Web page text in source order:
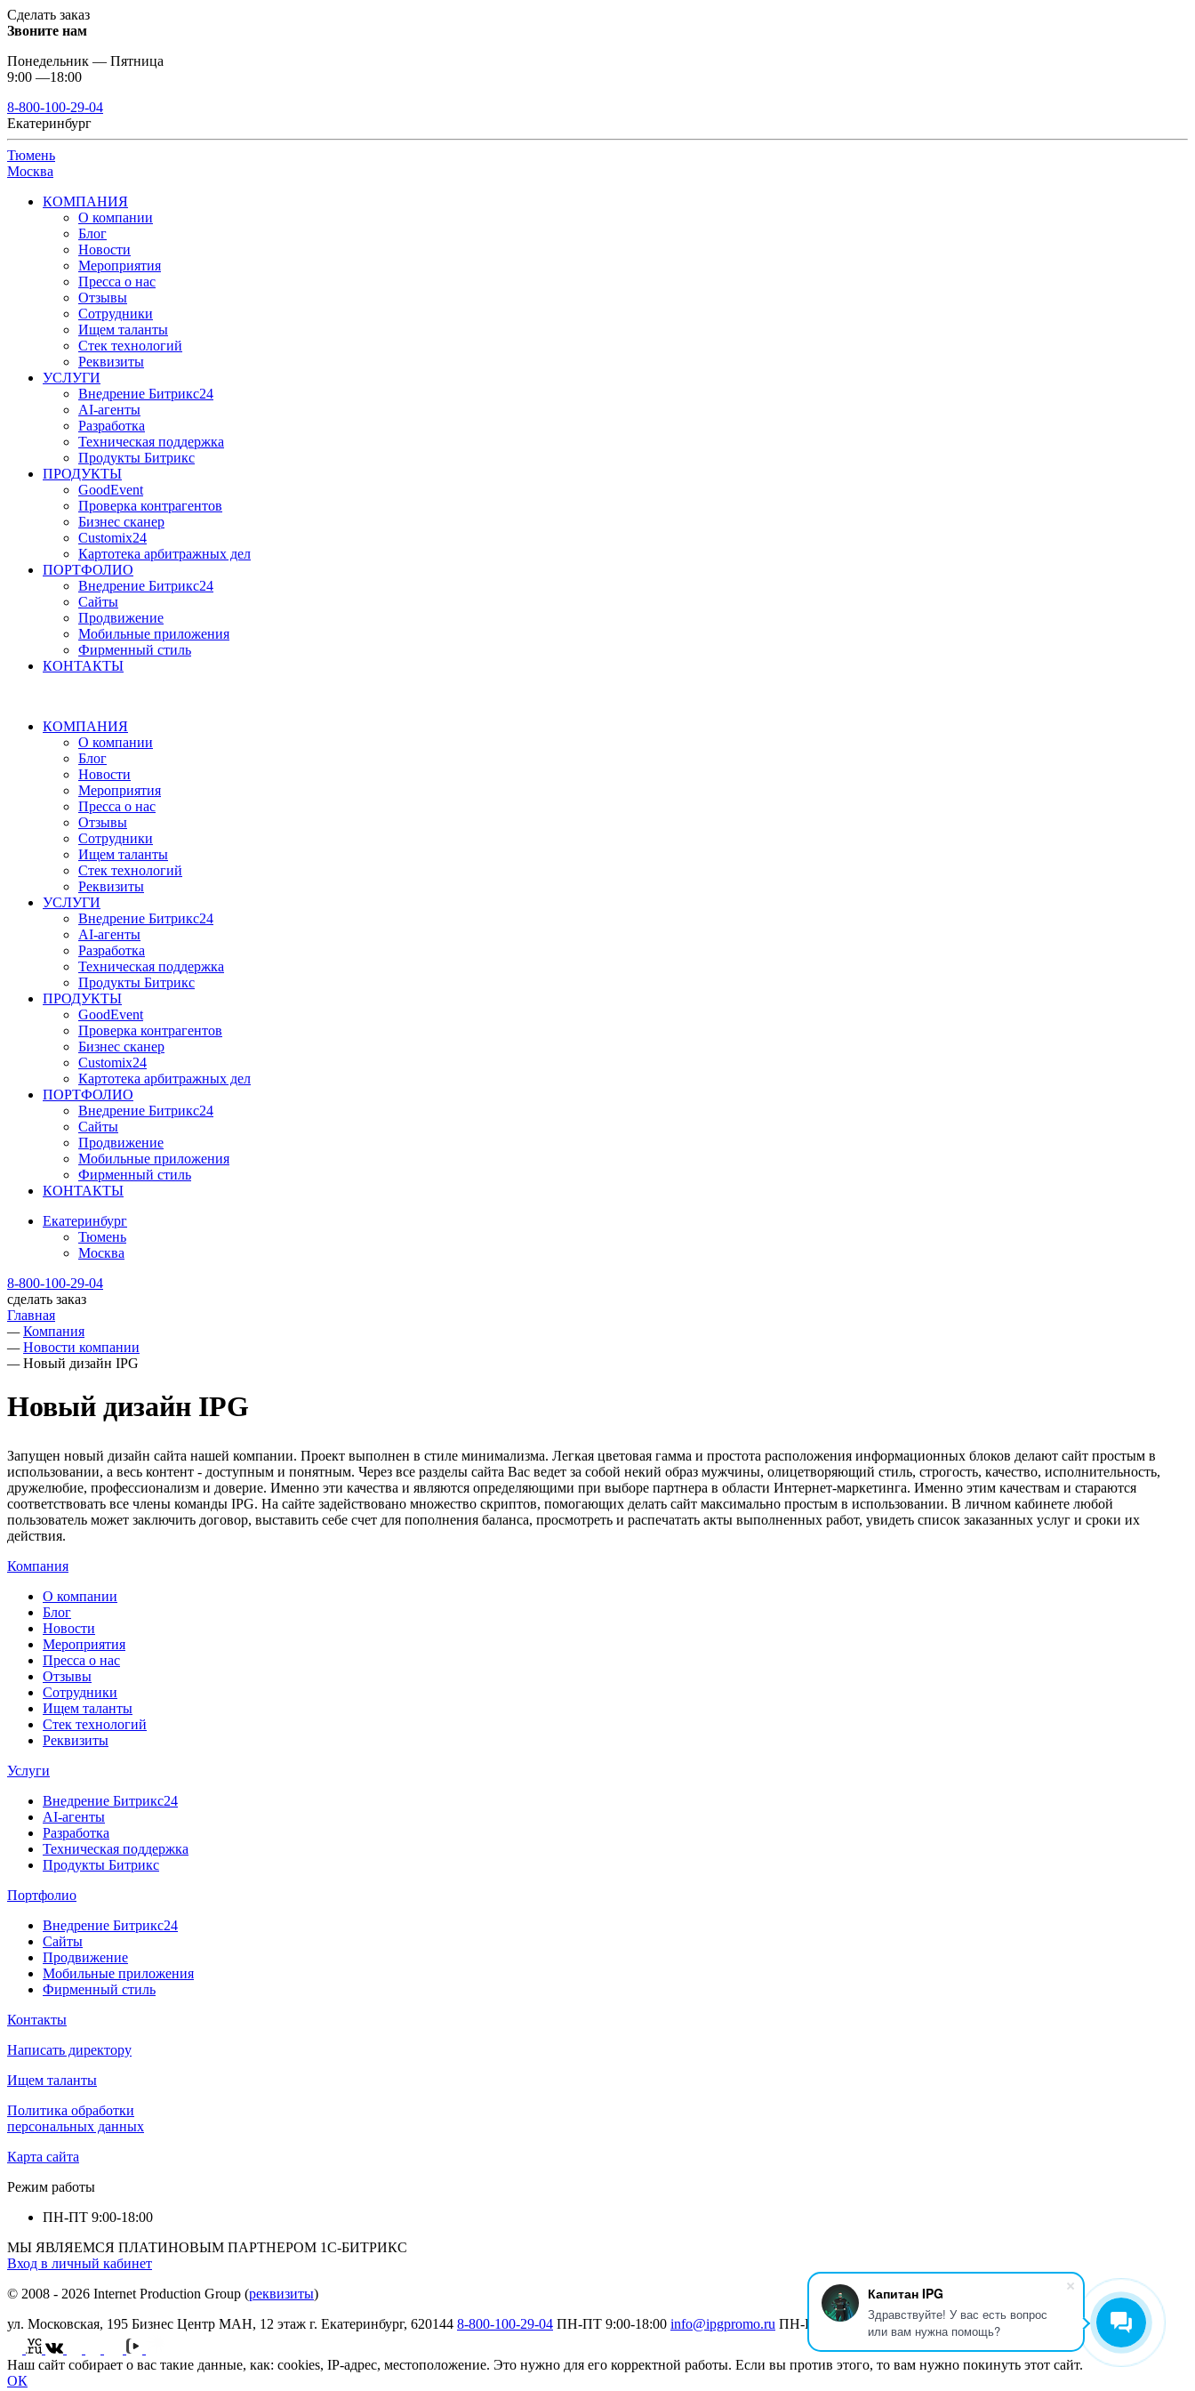
Капитан IPG
Здравствуйте! У вас есть вопрос
или вам нужна помощь?
Сделать заказ
Звоните нам
Понедельник — Пятница
9:00 —18:00
8-800-100-29-04
Екатеринбург
Тюмень
Москва
КОМПАНИЯ
О компании
Блог
Новости
Мероприятия
Пресса о нас
Отзывы
Сотрудники
Ищем таланты
Стек технологий
Реквизиты
УСЛУГИ
Внедрение Битрикс24
AI-агенты
Разработка
Техническая поддержка
Продукты Битрикс
ПРОДУКТЫ
GoodEvent
Проверка контрагентов
Бизнес сканер
Customix24
Картотека арбитражных дел
ПОРТФОЛИО
Внедрение Битрикс24
Сайты
Продвижение
Мобильные приложения
Фирменный стиль
КОНТАКТЫ
КОМПАНИЯ
О компании
Блог
Новости
Мероприятия
Пресса о нас
Отзывы
Сотрудники
Ищем таланты
Стек технологий
Реквизиты
УСЛУГИ
Внедрение Битрикс24
AI-агенты
Разработка
Техническая поддержка
Продукты Битрикс
ПРОДУКТЫ
GoodEvent
Проверка контрагентов
Бизнес сканер
Customix24
Картотека арбитражных дел
ПОРТФОЛИО
Внедрение Битрикс24
Сайты
Продвижение
Мобильные приложения
Фирменный стиль
КОНТАКТЫ
Екатеринбург
Тюмень
Москва
8-800-100-29-04
сделать заказ
Главная
— Компания
— Новости компании
— Новый дизайн IPG
Новый дизайн IPG
Запущен новый дизайн сайта нашей компании. Проект выполнен в стиле минимализма. Легкая цветовая гамма и простота расположения информационных блоков делают сайт простым в
использовании, а весь контент - доступным и понятным. Через все разделы сайта Вас ведет за собой некий образ мужчины, олицетворяющий стиль, строгость, качество, исполнительность,
дружелюбие, профессионализм и доверие. Именно эти качества и являются определяющими при выборе партнера в области Интернет-маркетинга. Именно этим качествам и стараются
соответствовать все члены команды IPG. На сайте задействовано множество скриптов, помогающих делать сайт максимально простым в использовании. В личном кабинете любой
пользователь может заключить договор, выставить себе счет для пополнения баланса, просмотреть и распечатать акты выполненных работ, увидеть список заказанных услуг и сроки их
действия.
Компания
О компании
Блог
Новости
Мероприятия
Пресса о нас
Отзывы
Сотрудники
Ищем таланты
Стек технологий
Реквизиты
Услуги
Внедрение Битрикс24
AI-агенты
Разработка
Техническая поддержка
Продукты Битрикс
Портфолио
Внедрение Битрикс24
Сайты
Продвижение
Мобильные приложения
Фирменный стиль
Контакты
Написать директору
Ищем таланты
Политика обработки
персональных данных
Карта сайта
Режим работы
ПН-ПТ 9:00-18:00
МЫ ЯВЛЯЕМСЯ ПЛАТИНОВЫМ ПАРТНЕРОМ 1С-БИТРИКС
Вход в личный кабинет
© 2008 - 2026 Internet Production Group (реквизиты)
ул. Московская, 195 Бизнеc Центр МАН, 12 этаж г. Екатеринбург, 620144 8-800-100-29-04 ПН-ПТ 9:00-18:00 info@ipgpromo.ru ПН-ПТ 9:00-18:00
Наш сайт собирает о вас такие данные, как: cookies, IP-адрес, местоположение. Это нужно для его корректной работы. Если вы против этого, то вам нужно покинуть этот сайт.
ОК